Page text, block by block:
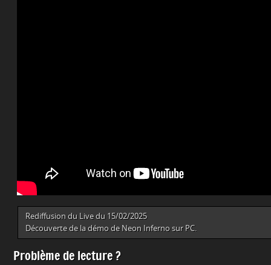
Rediffusion du Live du 15/02/2025
Découverte de la démo de Neon Inferno sur PC.
Problème de lecture ?